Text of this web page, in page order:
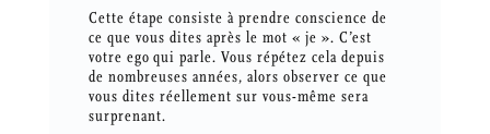
Cette étape consiste à prendre conscience de
ce que vous dites après le mot « je ». C’est
votre ego qui parle. Vous répétez cela depuis
de nombreuses années, alors observer ce que
vous dites réellement sur vous-même sera
surprenant.